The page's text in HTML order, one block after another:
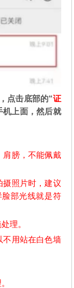
点击底部的“证
机上面，然后就
肩膀，不能佩戴
摄照片时，建议
部光线就是符
理。
不用站在白色墙